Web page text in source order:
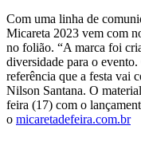
Com uma linha de
Micareta 2023 vem com
no folião. “A marca foi
diversidade para o
referência que a festa vai
Nilson Santana. O
feira (17) com o
o micaretadefeira.com.br